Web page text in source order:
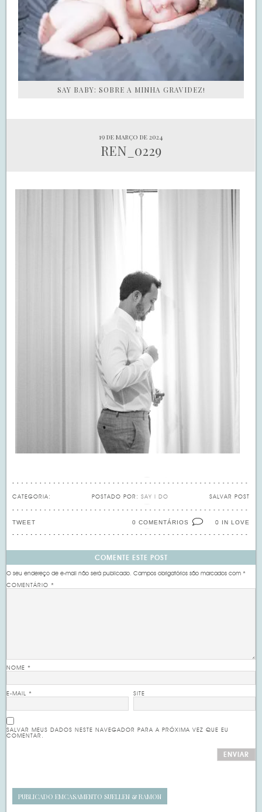
SAY BABY: SOBRE A MINHA GRAVIDEZ!
19 de março de 2024
REN_0229
CATEGORIA: SALVAR POST
POSTADO POR: SAY I DO
0 IN LOVE
0 COMENTÁRIOS
TWEET
COMENTE ESTE POST
O seu endereço de e-mail não será publicado. Campos obrigatórios são marcados com*
COMENTÁRIO*
NOME*
E-MAIL* SITE
SALVAR MEUS DADOS NESTE NAVEGADOR PARA A PRÓXIMA VEZ QUE EU
COMENTAR.
PUBLICADO EMCASAMENTO SUELLEN & RAMON